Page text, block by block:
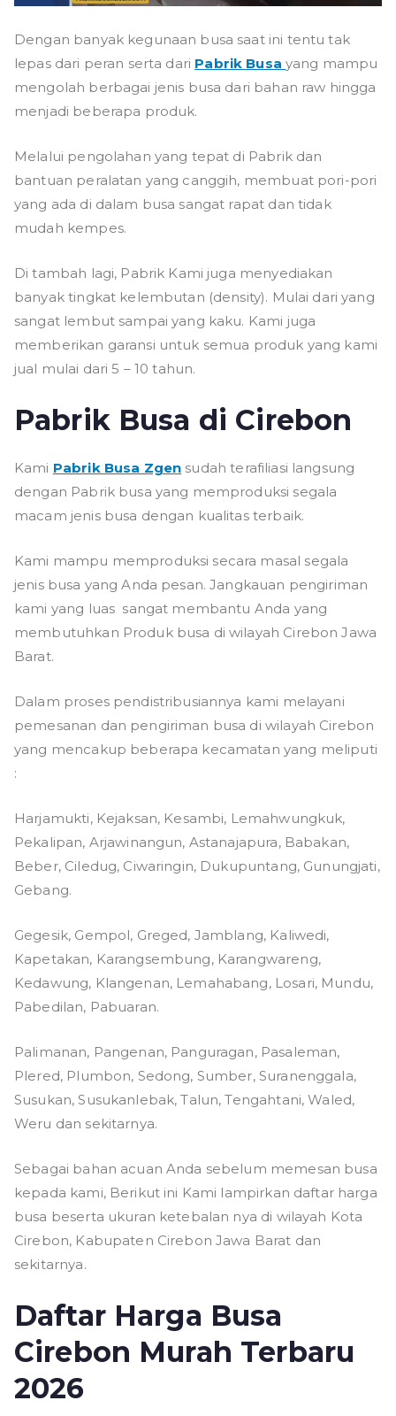
Dengan banyak kegunaan busa saat ini tentu tak
lepas dari peran serta dari Pabrik Busayang mampu
mengolah berbagai jenis busa dari bahan raw hingga
menjadi beberapa produk.
Melalui pengolahan yang tepat di Pabrik dan
bantuan peralatan yang canggih, membuat pori-pori
yang ada di dalam busa sangat rapat dan tidak
mudah kempes.
Di tambah lagi, Pabrik Kami juga menyediakan
banyak tingkat kelembutan (density). Mulai dari yang
sangat lembut sampai yang kaku. Kami juga
memberikan garansi untuk semua produk yang kami
jual mulai dari 5 – 10 tahun.
Pabrik Busa di Cirebon
Kami Pabrik Busa Zgen sudah terafiliasi langsung
dengan Pabrik busa yang memproduksi segala
macam jenis busa dengan kualitas terbaik.
Kami mampu memproduksi secara masal segala
jenis busa yang Anda pesan. Jangkauan pengiriman
kami yang luas sangat membantu Anda yang
membutuhkan Produk busa di wilayah Cirebon Jawa
Barat.
Dalam proses pendistribusiannya kami melayani
pemesanan dan pengiriman busa di wilayah Cirebon
yang mencakup beberapa kecamatan yang meliputi
:
Harjamukti, Kejaksan, Kesambi, Lemahwungkuk,
Pekalipan, Arjawinangun, Astanajapura, Babakan,
Beber, Ciledug, Ciwaringin, Dukupuntang, Gunungjati,
Gebang.
Gegesik, Gempol, Greged, Jamblang, Kaliwedi,
Kapetakan, Karangsembung, Karangwareng,
Kedawung, Klangenan, Lemahabang, Losari, Mundu,
Pabedilan, Pabuaran.
Palimanan, Pangenan, Panguragan, Pasaleman,
Plered, Plumbon, Sedong, Sumber, Suranenggala,
Susukan, Susukanlebak, Talun, Tengahtani, Waled,
Weru dan sekitarnya.
Sebagai bahan acuan Anda sebelum memesan busa
kepada kami, Berikut ini Kami lampirkan daftar harga
busa beserta ukuran ketebalan nya di wilayah Kota
Cirebon, Kabupaten Cirebon Jawa Barat dan
sekitarnya.
Daftar Harga Busa
Cirebon Murah Terbaru
2026